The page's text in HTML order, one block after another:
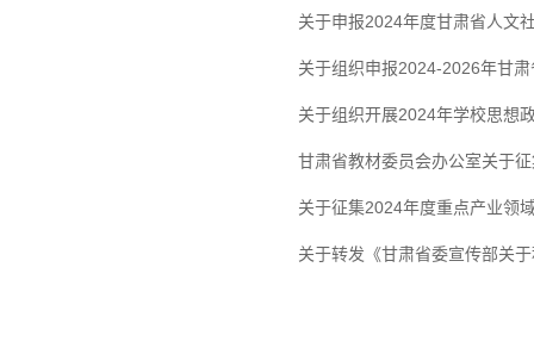
关于申报2024年度甘肃省人文
关于组织申报2024-2026年甘
关于组织开展2024年学校思想
甘肃省教材委员会办公室关于
关于征集2024年度重点产业领
关于转发《甘肃省委宣传部关